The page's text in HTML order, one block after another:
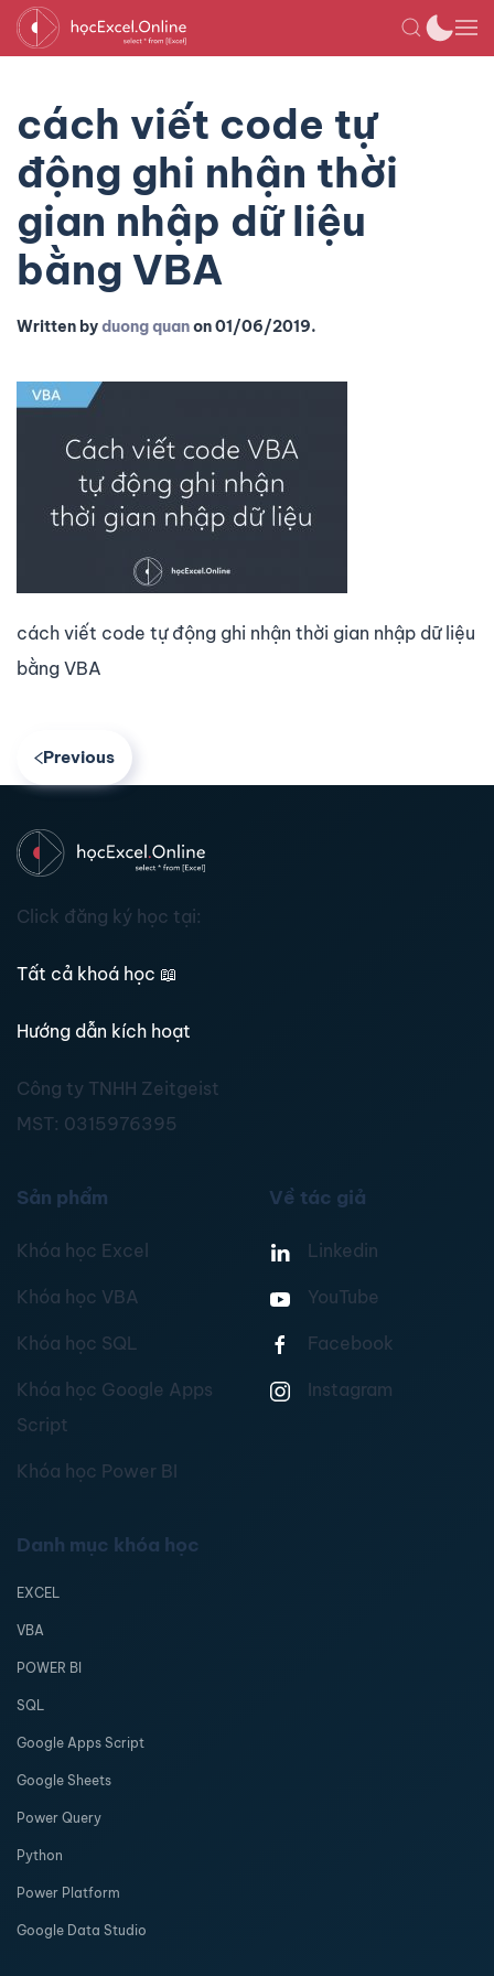
cách viết code tự
động ghi nhận thời
gian nhập dữ liệu
bằng VBA
Written byduong quanon01/06/2019.
cách viết code tự động ghi nhận thời gian nhập dữ liệu
bằng VBA
Previous
Click đăng ký học tại:
Tất cả khoá học 📖
Hướng dẫn kích hoạt
Công ty TNHH Zeitgeist
MST: 0315976395
Sản phẩm
Khóa học Excel
Khóa học VBA
Khóa học SQL
Khóa học Google Apps
Script
Khóa học Power BI
Về tác giả
Linkedin
YouTube
Facebook
Instagram
Danh mục khóa học
EXCEL
VBA
POWER BI
SQL
Google Apps Script
Google Sheets
Power Query
Python
Power Platform
Google Data Studio